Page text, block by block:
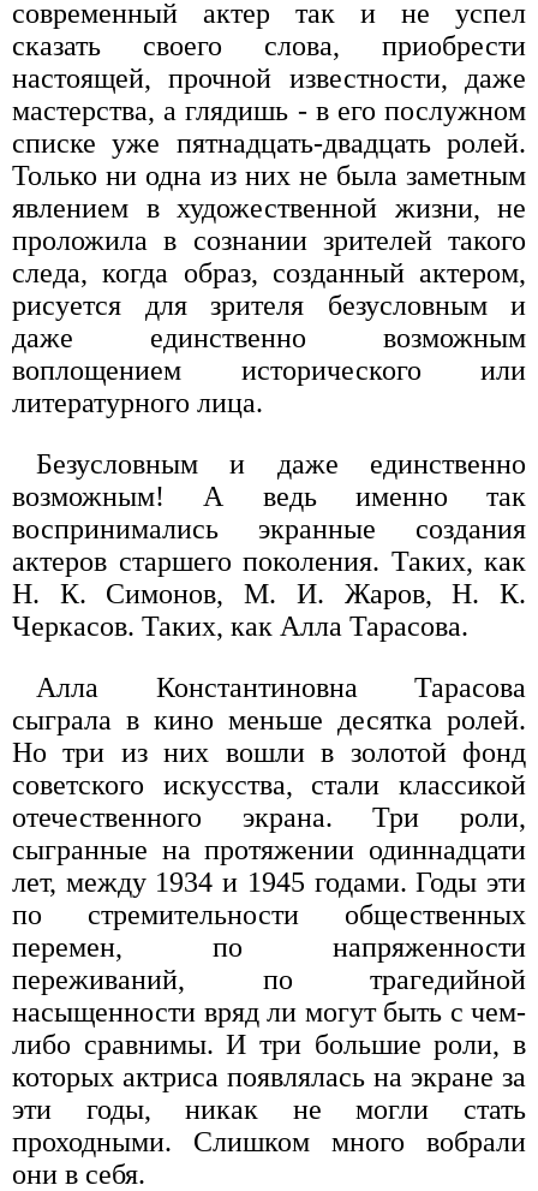
современный актер так и не успел
сказать своего слова, приобрести
настоящей, прочной известности, даже
мастерства, а глядишь - в его послужном
списке уже пятнадцать-двадцать ролей.
Только ни одна из них не была заметным
явлением в художественной жизни, не
проложила в сознании зрителей такого
следа, когда образ, созданный актером,
рисуется для зрителя безусловным и
даже единственно возможным
воплощением исторического или
литературного лица.
Безусловным и даже единственно
возможным! А ведь именно так
воспринимались экранные создания
актеров старшего поколения. Таких, как
Н. К. Симонов, М. И. Жаров, Н. К.
Черкасов. Таких, как Алла Тарасова.
Алла Константиновна Тарасова
сыграла в кино меньше десятка ролей.
Но три из них вошли в золотой фонд
советского искусства, стали классикой
отечественного экрана. Три роли,
сыгранные на протяжении одиннадцати
лет, между 1934 и 1945 годами. Годы эти
по стремительности общественных
перемен, по напряженности
переживаний, по трагедийной
насыщенности вряд ли могут быть с чем-
либо сравнимы. И три большие роли, в
которых актриса появлялась на экране за
эти годы, никак не могли стать
проходными. Слишком много вобрали
они в себя.